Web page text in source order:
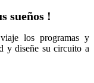
sueños !
los programas y
y diseñe su circuito a